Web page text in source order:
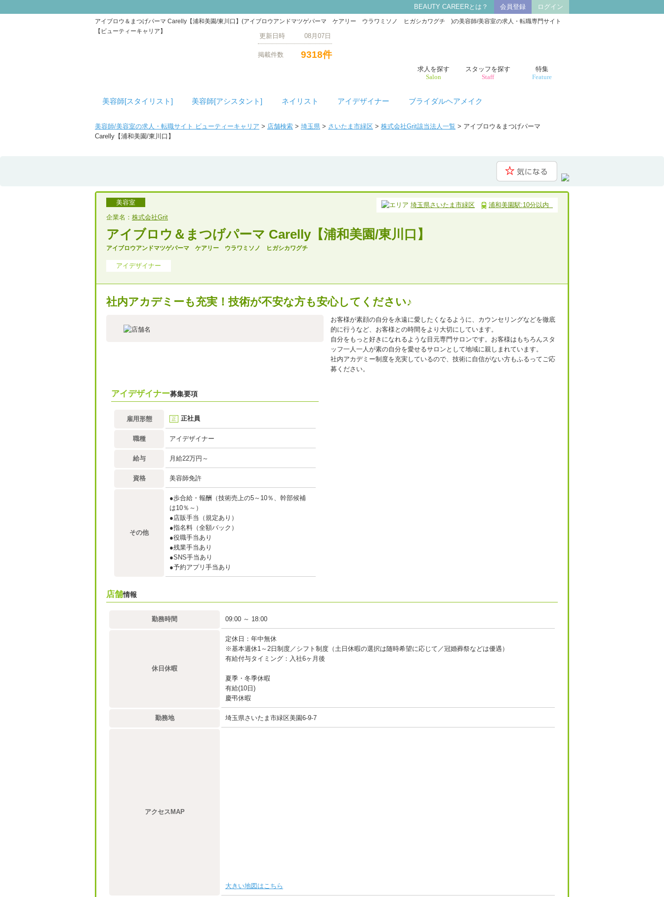
BEAUTY CAREERとは？ 会員登録 ログイン
アイブロウ＆まつげパーマ Carelly【浦和美園/東川口】(アイブロウアンドマツゲパーマ ケアリー ウラワミソノ ヒガシカワグチ )の美容師/美容室の求人・転職専門サイト
【ビューティーキャリア】
更新日時 08月07日
9318件
掲載件数
求人を探す
Salon
スタッフを探す
Staff
特集
Feature
美容師[スタイリスト] 美容師[アシスタント] ネイリスト アイデザイナー ブライダルヘアメイク
美容師/美容室の求人・転職サイト ビューティーキャリア > 店舗検索 > 埼玉県 > さいたま市緑区 > 株式会社Grit該当法人一覧 > アイブロウ＆まつげパーマ
Carelly【浦和美園/東川口】
美容室
企業名： 株式会社Grit
埼玉県さいたま市緑区 浦和美園駅:10分以内
アイブロウ＆まつげパーマ Carelly【浦和美園/東川口】
アイブロウアンドマツゲパーマ ケアリー ウラワミソノ ヒガシカワグチ
アイデザイナー
社内アカデミーも充実！技術が不安な方も安心してください♪
お客様が素顔の自分を永遠に愛したくなるように、カウンセリングなどを徹底
的に行うなど、お客様との時間をより大切にしています。
自分をもっと好きになれるような目元専門サロンです。お客様はもちろんスタ
ッフ一人一人が素の自分を愛せるサロンとして地域に親しまれています。
社内アカデミー制度を充実しているので、技術に自信がない方もふるってご応
募ください。
アイデザイナー募集要項
雇用形態 正 正社員
職種 アイデザイナー
給与 月給22万円～
資格 美容師免許
その他
●歩合給・報酬（技術売上の5～10％、幹部候補
は10％～）
●店販手当（規定あり）
●指名料（全額バック）
●役職手当あり
●残業手当あり
●SNS手当あり
●予約アプリ手当あり
店舗情報
勤務時間 09:00 ～ 18:00
休日休暇
定休日：年中無休
※基本週休1～2日制度／シフト制度（土日休暇の選択は随時希望に応じて／冠婚葬祭などは優遇）
有給付与タイミング：入社6ヶ月後
夏季・冬季休暇
有給(10日)
慶弔休暇
勤務地 埼玉県さいたま市緑区美園6‐9‐7
アクセスMAP
大きい地図はこちら